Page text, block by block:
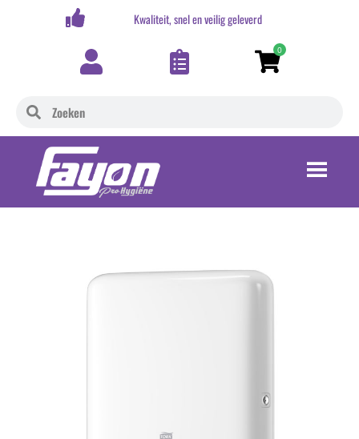
Kwaliteit, snel en veilig geleverd
0